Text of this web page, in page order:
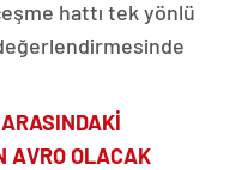
hattı tek yönlü
AVRO OLACAK